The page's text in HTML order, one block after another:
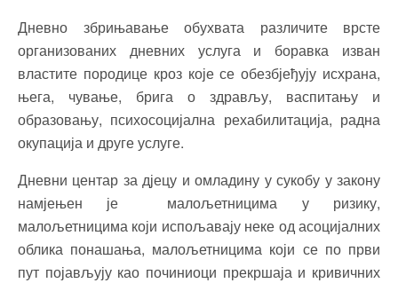
Дневно збрињавање обухвата различите врсте
организованих дневних услуга и боравка изван
властите породице кроз које се обезбјеђују исхрана,
њега, чување, брига о здрављу, васпитању и
образовању, психосоцијална рехабилитација, радна
окупација и друге услуге.
Дневни центар за дјецу и омладину у сукобу у закону
намјењен је малољетницима у ризику,
малољетницима који испољавају неке од асоцијалних
облика понашања, малољетницима који се по први
пут појављују као починиоци прекршаја и кривичних